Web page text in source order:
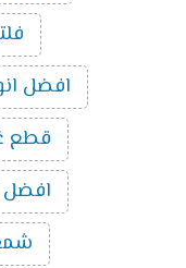
افضل انواع
قطع
افضل